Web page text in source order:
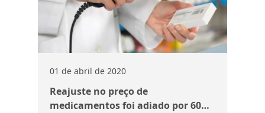
01 de abril de 2020
Reajuste no preço de
medicamentos foi adiado por 60